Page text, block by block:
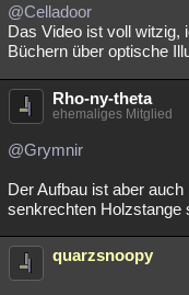
@Celladoor
Das Video ist voll witzig,
Büchern über optische
Rho-ny-theta
ehemaliges Mitglied
@Grymnir
Der Aufbau ist aber
senkrechten Holzstange
quarzsnoopy